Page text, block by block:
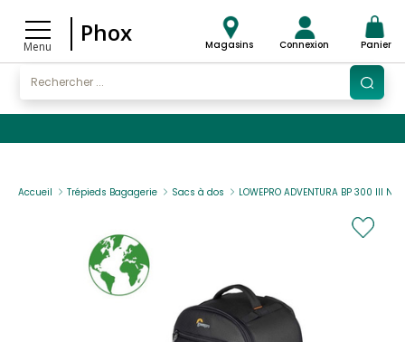
Menu
Phox Magasins Connexion Panier
Accueil Trépieds Bagagerie Sacs à dos LOWEPRO ADVENTURA BP 300 III